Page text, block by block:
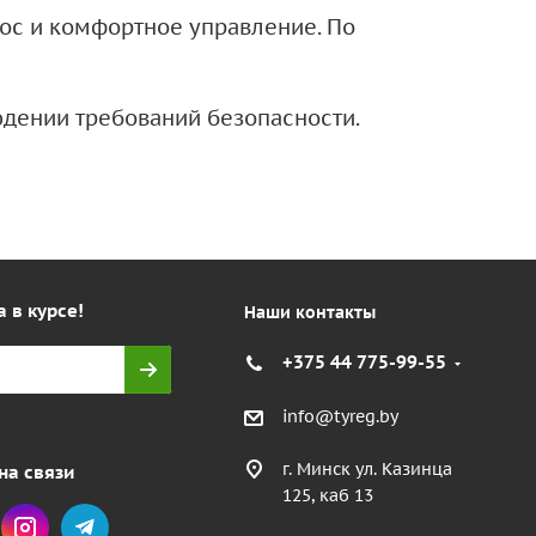
и комфортное управление. По
требований безопасности.
в курсе!
связи
Наши контакты
+375 44 775-99-55
info@tyreg.by
г. Минск ул. Казинца
125, каб 13